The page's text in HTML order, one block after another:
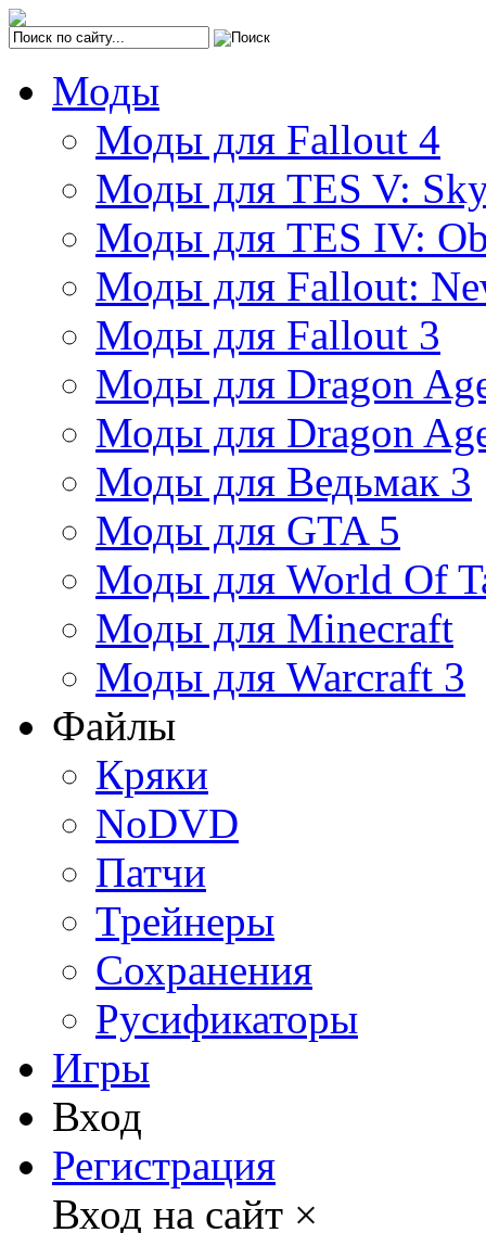
Моды
Моды для Fallout 4
Моды для TES V:
Моды для TES IV:
Моды для Fallout:
Моды для Fallout 3
Моды для Dragon
Моды для Dragon
Моды для Ведьмак 3
Моды для GTA 5
Моды для World Of
Моды для Minecraft
Моды для Warcraft 3
Файлы
Кряки
NoDVD
Патчи
Трейнеры
Сохранения
Русификаторы
Игры
Вход
Регистрация
Вход на сайт ×